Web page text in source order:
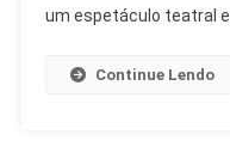
Com
um espetáculo teatral
Continue Lendo